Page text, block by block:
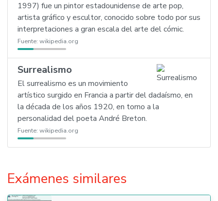
1997) fue un pintor estadounidense de arte pop,
artista gráfico y escultor, conocido sobre todo por sus
interpretaciones a gran escala del arte del cómic.
Fuente: wikipedia.org
Surrealismo
El surrealismo es un movimiento
artístico surgido en Francia a partir del dadaísmo, en
la década de los años 1920, en torno a la
personalidad del poeta André Breton.
Fuente: wikipedia.org
Exámenes similares